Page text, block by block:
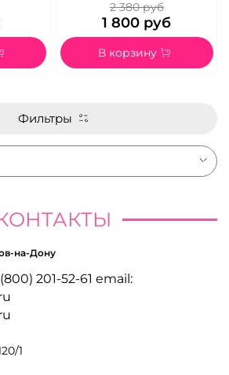
2 380 руб
1 800 руб
В корзину
Фильтры
на-Дону
201-52-61 email:
1